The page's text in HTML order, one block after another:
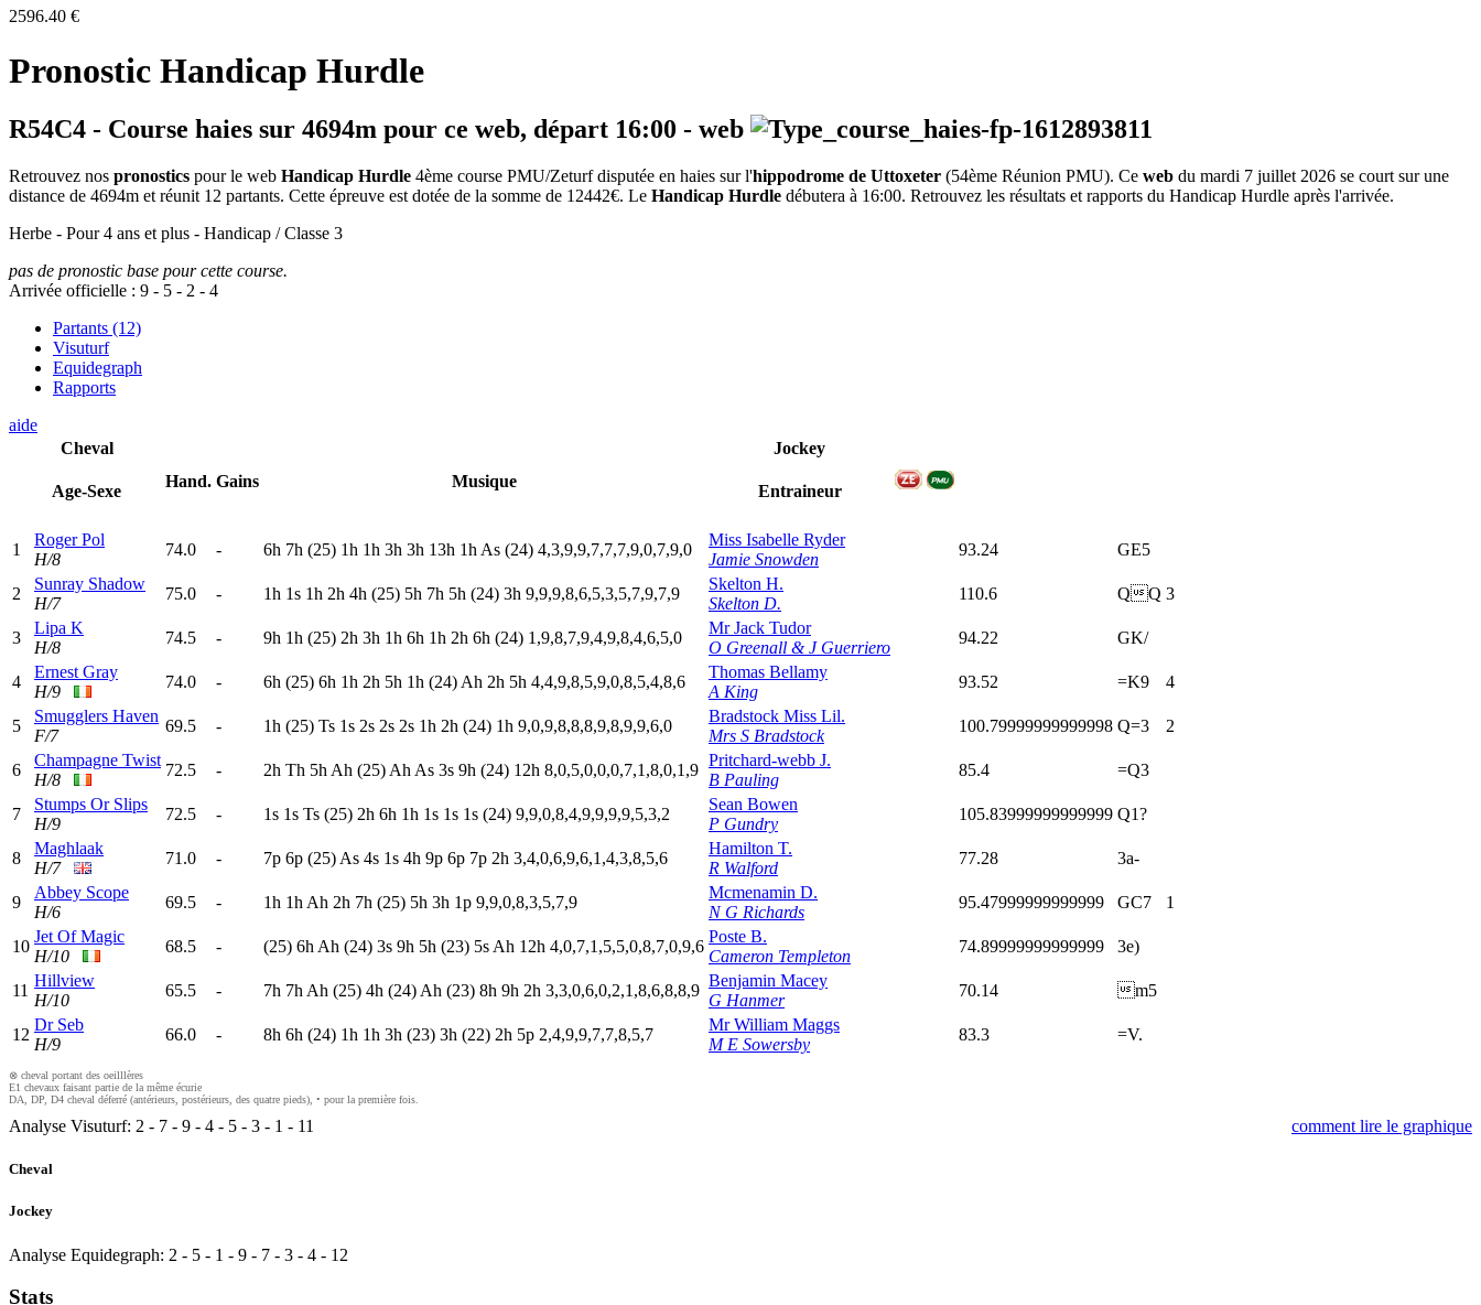
2596.40 €
Pronostic Handicap Hurdle
R54C4 - Course haies sur 4694m pour ce web, départ 16:00 - web
Retrouvez nos pronostics pour le web Handicap Hurdle 4ème course PMU/Zeturf disputée en haies sur l'hippodrome de Uttoxeter (54ème Réunion PMU). Ce web du mardi 7 juillet 2026 se court sur une
distance de 4694m et réunit 12 partants. Cette épreuve est dotée de la somme de 12442€. Le Handicap Hurdle débutera à 16:00. Retrouvez les résultats et rapports du Handicap Hurdle après l'arrivée.
Herbe - Pour 4 ans et plus - Handicap / Classe 3
pas de pronostic base pour cette course.
Arrivée officielle : 9 - 5 - 2 - 4
Partants (12)
Visuturf
Equidegraph
Rapports
aide
Cheval
Age-Sexe
Hand. Gains Musique
Jockey
Entraineur
1
Roger Pol
H/8
74.0 - 6h 7h (25) 1h 1h 3h 3h 13h 1h As (24) 4,3,9,9,7,7,7,9,0,7,9,0
Miss Isabelle Ryder
Jamie Snowden
93.24 GE5
2
Sunray Shadow
H/7
75.0 - 1h 1s 1h 2h 4h (25) 5h 7h 5h (24) 3h 9,9,9,8,6,5,3,5,7,9,7,9
Skelton H.
Skelton D.
110.6 QQ 3
3
Lipa K
H/8
74.5 - 9h 1h (25) 2h 3h 1h 6h 1h 2h 6h (24) 1,9,8,7,9,4,9,8,4,6,5,0
Mr Jack Tudor
O Greenall & J Guerriero
94.22 GK/
4
Ernest Gray
H/9
74.0 - 6h (25) 6h 1h 2h 5h 1h (24) Ah 2h 5h 4,4,9,8,5,9,0,8,5,4,8,6
Thomas Bellamy
A King
93.52 =K9 4
5
Smugglers Haven
F/7
69.5 - 1h (25) Ts 1s 2s 2s 2s 1h 2h (24) 1h 9,0,9,8,8,8,9,8,9,9,6,0
Bradstock Miss Lil.
Mrs S Bradstock
100.79999999999998 Q=3 2
6
Champagne Twist
H/8
72.5 - 2h Th 5h Ah (25) Ah As 3s 9h (24) 12h 8,0,5,0,0,0,7,1,8,0,1,9
Pritchard-webb J.
B Pauling
85.4 =Q3
7
Stumps Or Slips
H/9
72.5 - 1s 1s Ts (25) 2h 6h 1h 1s 1s 1s (24) 9,9,0,8,4,9,9,9,9,5,3,2
Sean Bowen
P Gundry
105.83999999999999 Q1?
8
Maghlaak
H/7
71.0 - 7p 6p (25) As 4s 1s 4h 9p 6p 7p 2h 3,4,0,6,9,6,1,4,3,8,5,6
Hamilton T.
R Walford
77.28 3a-
9
Abbey Scope
H/6
69.5 - 1h 1h Ah 2h 7h (25) 5h 3h 1p 9,9,0,8,3,5,7,9
Mcmenamin D.
N G Richards
95.47999999999999 GC7 1
10
Jet Of Magic
H/10
68.5 - (25) 6h Ah (24) 3s 9h 5h (23) 5s Ah 12h 4,0,7,1,5,5,0,8,7,0,9,6
Poste B.
Cameron Templeton
74.89999999999999 3e)
11
Hillview
H/10
65.5 - 7h 7h Ah (25) 4h (24) Ah (23) 8h 9h 2h 3,3,0,6,0,2,1,8,6,8,8,9
Benjamin Macey
G Hanmer
70.14 m5
12
Dr Seb
H/9
66.0 - 8h 6h (24) 1h 1h 3h (23) 3h (22) 2h 5p 2,4,9,9,7,7,8,5,7
Mr William Maggs
M E Sowersby
83.3 =V.
⊗ cheval portant des oeilllères
E1 chevaux faisant partie de la même écurie
DA, DP, D4 cheval déferré (antérieurs, postérieurs, des quatre pieds), • pour la première fois.
Analyse Visuturf: 2 - 7 - 9 - 4 - 5 - 3 - 1 - 11 comment lire le graphique
Cheval
Jockey
Analyse Equidegraph: 2 - 5 - 1 - 9 - 7 - 3 - 4 - 12
Stats